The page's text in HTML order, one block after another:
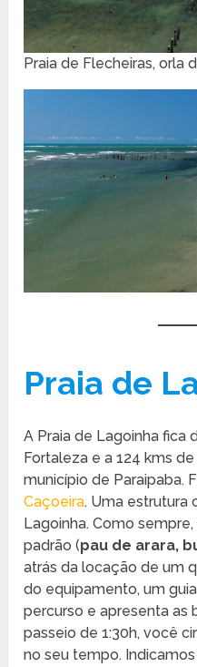
Praia de Flecheiras, orla
Praia de
A Praia de Lagoinha fica
Fortaleza e a 124 kms
município de Paraipaba.
Caçoeira. Uma estrutura
Lagoinha. Como
padrão (pau de arara,
atrás da locação de um
do equipamento, um
percurso e apresenta as
passeio de 1:30h, você
no seu tempo.